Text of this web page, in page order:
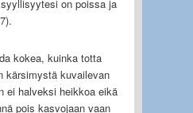
on poissa ja
kokea, kuinka totta
kärsimystä kuvailevan
ei halveksi heikkoa eikä
pois kasvojaan vaan